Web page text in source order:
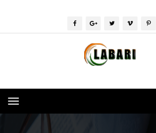
Toggle
navigation